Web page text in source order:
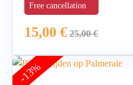
Free cancellation
15,00 € 25,00€
-13%